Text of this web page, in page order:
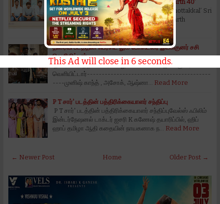
Ganesh Directorial Actor Siddarth’s ‘Siddarth 40’
Shanthi Talkies Arun Viswa presents ’8 Thottakkal’ Sri
Ganesh Directorial Actor Siddarth’s ‘Siddarth
40’ Very few actors po… Read More
திரைவி படத்தின் ஃபர்ஸ்ட் லுக் போஸ்டரை இயக்குனர் சசி
வெளியிட்டார்
திரைவி படத்தின் ஃபர்ஸ்ட் லுக் போஸ்டரை இயக்குனர் சசி
வெளியிட்டார்------------------------------------------
----முனிஷ் காந்த் , அசோக், ஆஷ்னா…
Read More
P T சார்' படத்தின் பத்திரிக்கையாளர் சந்திப்பு
P T சார்' படத்தின் பத்திரிக்கையாளர் சந்திப்புவேல்ஸ் ஃபிலிம்
இன்டர்நேஷனல் டாக்டர் ஐசரி K கணேஷ் தயாரிப்பில், ஹிப்
ஹாப் தமிழா ஆதி கதையின் நாயகனாக ந…
Read More
← Newer Post Older Post →
Home
This Ad will close in 5seconds.